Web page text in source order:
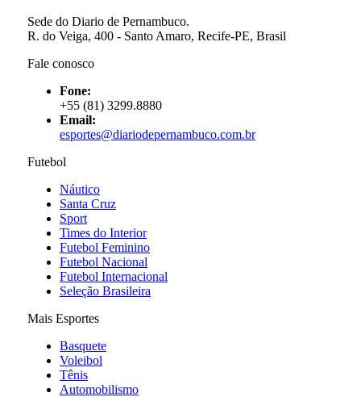
Sede do Diario de Pernambuco.
R. do Veiga, 400 - Santo Amaro, Recife-PE, Brasil
Fale conosco
Fone:
+55 (81) 3299.8880
Email:
esportes@diariodepernambuco.com.br
Futebol
Náutico
Santa Cruz
Sport
Times do Interior
Futebol Feminino
Futebol Nacional
Futebol Internacional
Seleção Brasileira
Mais Esportes
Basquete
Voleibol
Tênis
Automobilismo